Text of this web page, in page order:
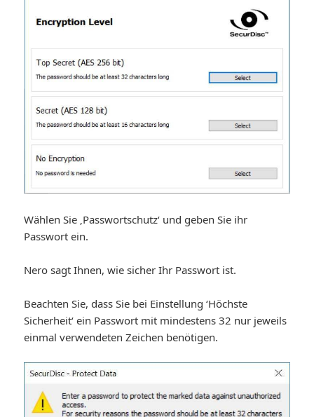
Wählen Sie ‚Passwortschutz‘ und geben Sie ihr
Passwort ein.
Nero sagt Ihnen, wie sicher Ihr Passwort ist.
Beachten Sie, dass Sie bei Einstellung ‘Höchste
Sicherheit‘ ein Passwort mit mindestens 32 nur jeweils
einmal verwendeten Zeichen benötigen.